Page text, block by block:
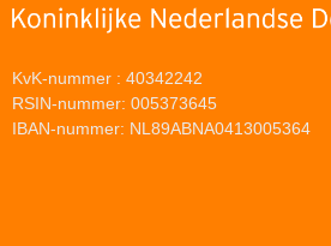
KvK-nummer : 40342242
RSIN-nummer: 005373645
IBAN-nummer: NL89ABNA0413005364